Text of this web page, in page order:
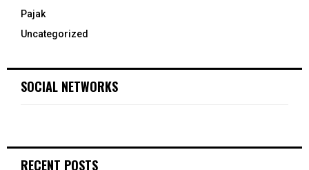
Pajak
Uncategorized
SOCIAL NETWORKS
RECENT POSTS